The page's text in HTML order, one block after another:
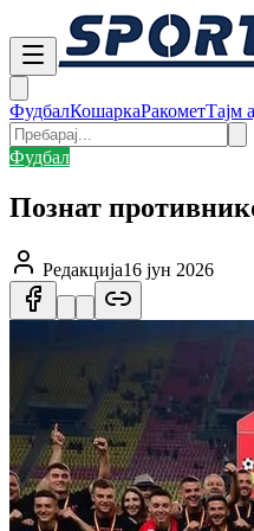
ФудбалКошаркаРакометТајм
Фудбал
Познат
Редакција16 јун 2026